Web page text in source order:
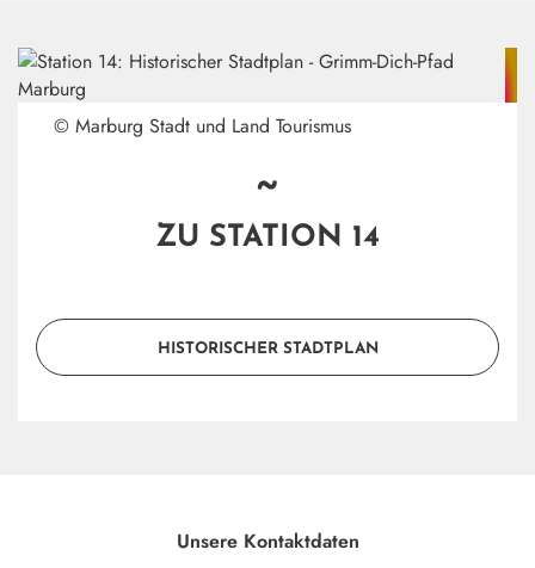
© Marburg Stadt und Land Tourismus
~
ZU STATION 14
HISTORISCHER STADTPLAN
Unsere Kontaktdaten